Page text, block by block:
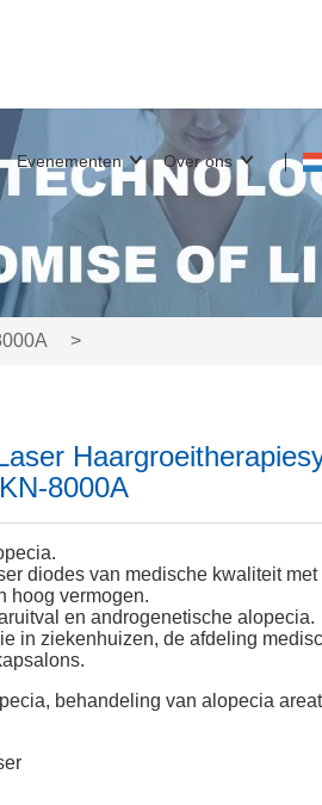
Evenementen Over ons
>
8000A
diodes van medische kwaliteit
hoog vermogen.
en androgenetische alopecia.
in ziekenhuizen, de afdeling
behandeling van alopecia